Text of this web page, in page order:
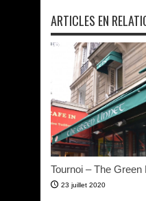
ARTICLES EN
Tournoi – The
23 juillet 2020